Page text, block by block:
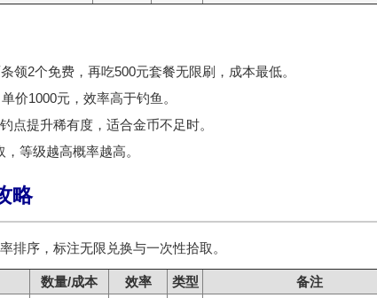
领2个免费，再吃500元套餐无限刷，成本最低。
价1000元，效率高于钓鱼。
点提升稀有度，适合金币不足时。
等级越高概率越高。
略
排序，标注无限兑换与一次性拾取 。
数量/成本 效率 类型
备注